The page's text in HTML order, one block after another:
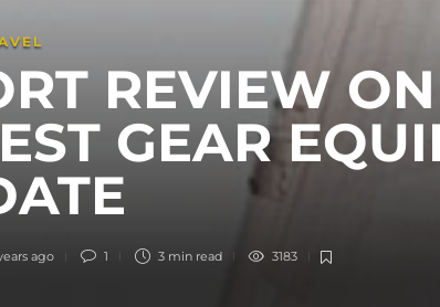
REVIEW
GEAR
ago 1 3 min read 3183